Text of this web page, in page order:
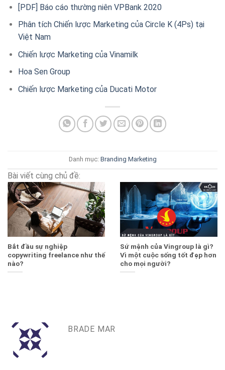
[PDF] Báo cáo thường niên VPBank 2020
Phân tích Chiến lược Marketing của Circle K (4Ps) tại
Việt Nam
Chiến lược Marketing của Vinamilk
Hoa Sen Group
Chiến lược Marketing của Ducati Motor
Danh mục: Branding Marketing
Bài viết cùng chủ đề:
Bắt đầu sự nghiệp
copywriting freelance như thế
nào?
Sứ mệnh của Vingroup là gì?
Vì một cuộc sống tốt đẹp hơn
cho mọi người?
BRADE MAR